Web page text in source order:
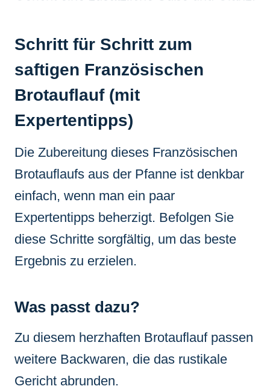
Schritt für Schritt zum
saftigen Französischen
Brotauflauf (mit
Expertentipps)
Die Zubereitung dieses Französischen
Brotauflaufs aus der Pfanne ist denkbar
einfach, wenn man ein paar
Expertentipps beherzigt. Befolgen Sie
diese Schritte sorgfältig, um das beste
Ergebnis zu erzielen.
Was passt dazu?
Zu diesem herzhaften Brotauflauf passen
weitere Backwaren, die das rustikale
Gericht abrunden.